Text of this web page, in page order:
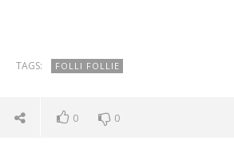
TAGS: FOLLI FOLLIE
0 0